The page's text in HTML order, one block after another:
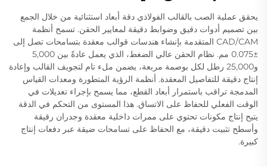
يحقق عملية الصب بالقالب الفولاذي دقة أبعاد استثنائية من خلال الجمع
بين تصميم أدوات دقيق وضوابط دقيقة لمعايير الحقن. تسمح أنظمة
CAD/CAM المتقدمة بإنشاء هندسات قوالب معقدة بتسامحات تصل إلى
±0.075 مم. نظام الحقن عالي الضغط، الذي يعمل عادةً بين 5,000
و25,000 رطل لكل بوصمة مربعة، يضمن ملء تام لتجويف القالب وإعادة
إنتاج دقيقة للتفاصيل المعقدة. أنظمة الرؤية المتطورة ومعدات القياس
المدمجة تراقب باستمرار أبعاد القطع، مما يسمح بإجراء تعديلات في
الوقت الفعلي للحفاظ على الاتساق. هذا المستوى من التحكم في الدقة
يتيح إنتاج مكونات تحتوي على ممرات داخلية معقدة وجدران رقيقة
وأسطح تثبيت دقيقة، مع الحفاظ على تسامحات ضيقة عبر دفعات إنتاج
كبيرة.